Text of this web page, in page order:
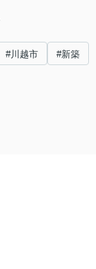
#川越市 #新築